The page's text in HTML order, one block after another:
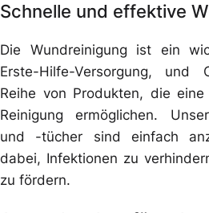
Schnelle und effektive
Die Wundreinigung ist ein
Erste-Hilfe-Versorgung, und
Reihe von Produkten, die
Reinigung ermöglichen.
und -tücher sind einfach
dabei, Infektionen zu
zu fördern.